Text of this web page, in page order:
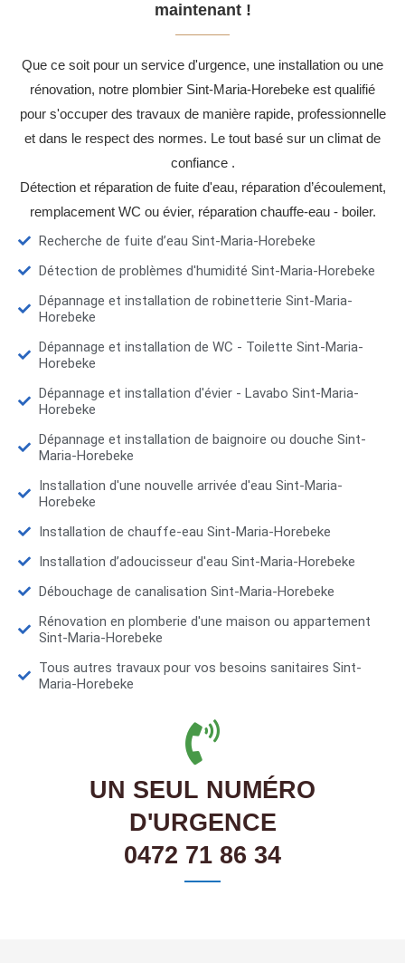
maintenant !
Que ce soit pour un service d'urgence, une installation ou une
rénovation, notre plombier Sint-Maria-Horebeke est qualifié
pour s'occuper des travaux de manière rapide, professionnelle
et dans le respect des normes. Le tout basé sur un climat de
confiance .
Détection et réparation de fuite d'eau, réparation d’écoulement,
remplacement WC ou évier, réparation chauffe-eau - boiler.
Recherche de fuite d’eau Sint-Maria-Horebeke
Détection de problèmes d'humidité Sint-Maria-Horebeke
Dépannage et installation de robinetterie Sint-Maria-
Horebeke
Dépannage et installation de WC - Toilette Sint-Maria-
Horebeke
Dépannage et installation d'évier - Lavabo Sint-Maria-
Horebeke
Dépannage et installation de baignoire ou douche Sint-
Maria-Horebeke
Installation d'une nouvelle arrivée d'eau Sint-Maria-
Horebeke
Installation de chauffe-eau Sint-Maria-Horebeke
Installation d’adoucisseur d'eau Sint-Maria-Horebeke
Débouchage de canalisation Sint-Maria-Horebeke
Rénovation en plomberie d'une maison ou appartement
Sint-Maria-Horebeke
Tous autres travaux pour vos besoins sanitaires Sint-
Maria-Horebeke
UN SEUL NUMÉRO
D'URGENCE
0472 71 86 34